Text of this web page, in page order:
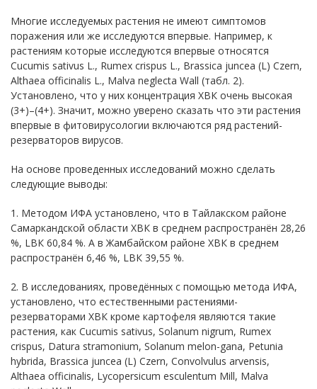
Многие исследуемых растения не имеют симптомов
поражения или же исследуются впервые. Например, к
растениям которые исследуются впервые относятся
Cucumis sativus L., Rumex crispus L., Brassica juncea (L) Czern,
Althaea officinalis L., Malva neglесta Wall (табл. 2).
Установлено, что у них концентрация ХВК очень высокая
(3+)–(4+). Значит, можно уверено сказать что эти растения
впервые в фитовирусологии включаются ряд растений-
резерваторов вирусов.
На основе проведенных исследований можно сделать
следующие выводы:
1. Методом ИФА установлено, что в Тайлакском районе
Самаркандской области ХВК в среднем распространён 28,26
%, LВК 60,84 %. А в Жамбайском районе ХВК в среднем
распространён 6,46 %, LВК 39,55 %.
2. В исследованиях, проведённых с помощью метода ИФА,
установлено, что естественными растениями-
резерваторами ХВК кроме картофеля являются такие
растения, как Cucumis sativus, Solanum nigrum, Rumex
crispus, Datura stramonium, Solanum melon-gana, Petunia
hybrida, Brassica juncea (L) Czern, Convolvulus arvensis,
Althaea officinalis, Lycopersicum esculentum Mill, Malva